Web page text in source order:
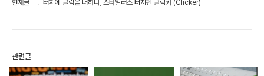
현재글 터치에 클릭을 더하다, 스타일러스 터치펜 클릭커 (Clicker)
관련글